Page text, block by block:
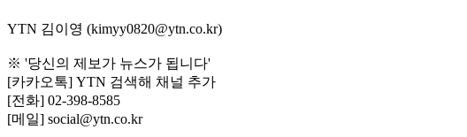
YTN 김이영 (kimyy0820@ytn.co.kr)
※ '당신의 제보가 뉴스가 됩니다'
[카카오톡] YTN 검색해 채널 추가
[전화] 02-398-8585
[메일] social@ytn.co.kr